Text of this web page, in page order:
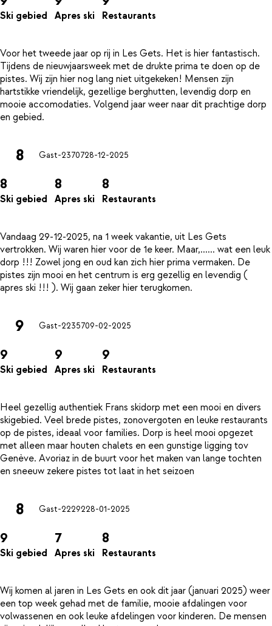
Ski gebied Apres ski Restaurants
Voor het tweede jaar op rij in Les Gets. Het is hier fantastisch.
Tijdens de nieuwjaarsweek met de drukte prima te doen op de
pistes. Wij zijn hier nog lang niet uitgekeken! Mensen zijn
hartstikke vriendelijk, gezellige berghutten, levendig dorp en
mooie accomodaties. Volgend jaar weer naar dit prachtige dorp
8 Gast-2370728-12-2025
8
Ski gebied
8
Apres ski
8
Restaurants
Vandaag 29-12-2025, na 1 week vakantie, uit Les Gets
vertrokken. Wij waren hier voor de 1e keer. Maar,...... wat een leuk
dorp !!! Zowel jong en oud kan zich hier prima vermaken. De
pistes zijn mooi en het centrum is erg gezellig en levendig (
9 Gast-2235709-02-2025
9
Ski gebied
9
Apres ski
9
Restaurants
Heel gezellig authentiek Frans skidorp met een mooi en divers
skigebied. Veel brede pistes, zonovergoten en leuke restaurants
op de pistes, ideaal voor families. Dorp is heel mooi opgezet
met alleen maar houten chalets en een gunstige ligging tov
Genève. Avoriaz in de buurt voor het maken van lange tochten
8 Gast-2229228-01-2025
9
Ski gebied
7
Apres ski
8
Restaurants
Wij komen al jaren in Les Gets en ook dit jaar (januari 2025) weer
een top week gehad met de familie, mooie afdalingen voor
volwassenen en ook leuke afdelingen voor kinderen. De mensen